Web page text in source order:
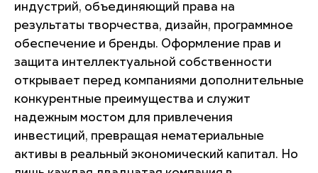
индустрий, объединяющий права на
результаты творчества, дизайн, программное
обеспечение и бренды. Оформление прав и
защита интеллектуальной собственности
открывает перед компаниями дополнительные
конкурентные преимущества и служит
надежным мостом для привлечения
инвестиций, превращая нематериальные
активы в реальный экономический капитал. Но